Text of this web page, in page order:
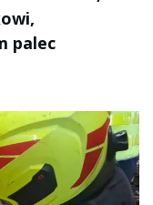
palec